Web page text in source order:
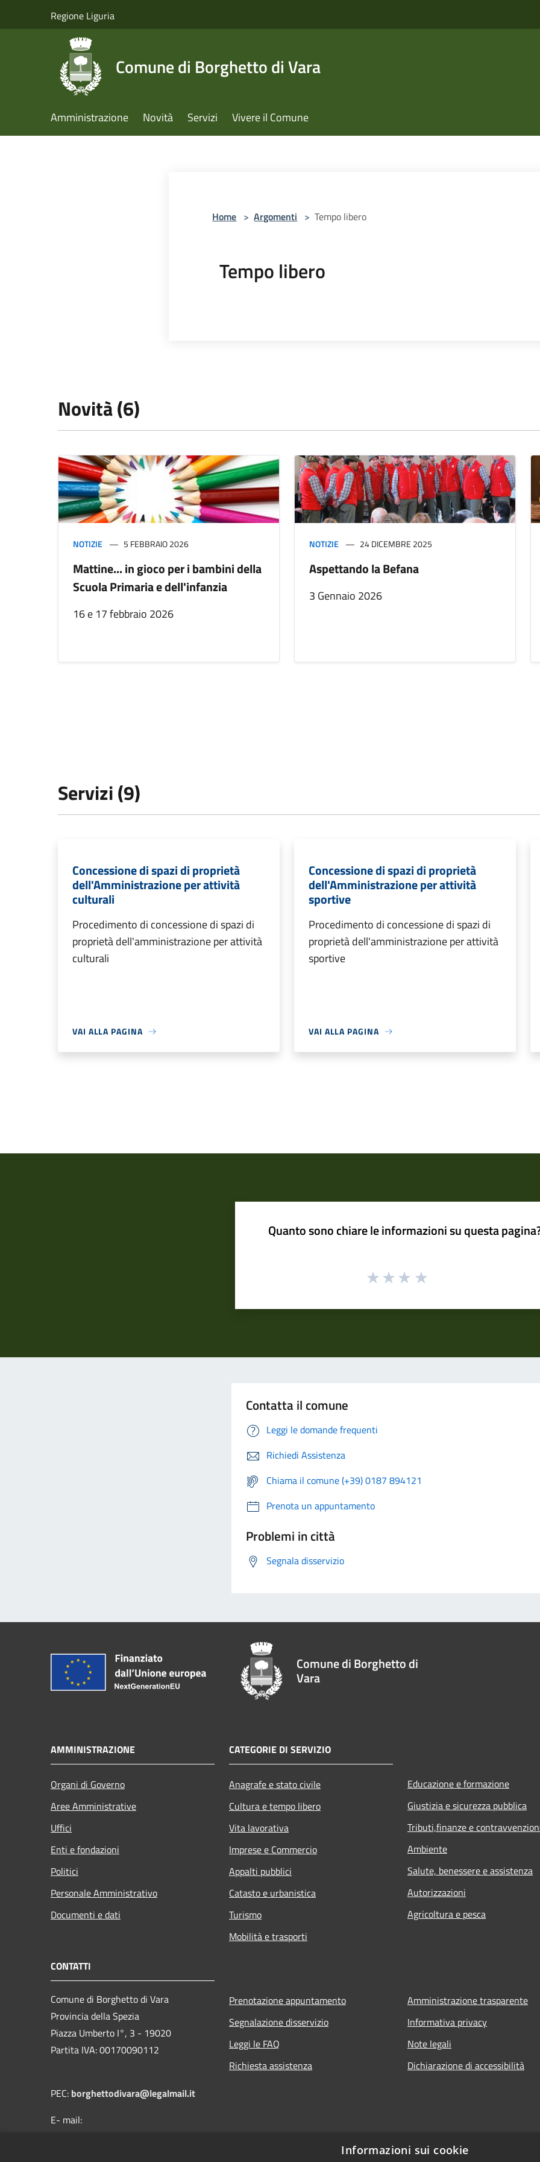
Regione Liguria
Comune di Borghetto di Vara
Amministrazione Novità Servizi Vivere il Comune
Home > Argomenti > Tempo libero
Tempo libero
Novità (6)
NOTIZIE 5 FEBBRAIO 2026
Mattine... in gioco per i bambini della
Scuola Primaria e dell'infanzia
16 e 17 febbraio 2026
NOTIZIE 24 DICEMBRE 2025
Aspettando la Befana
3 Gennaio 2026
Servizi (9)
Concessione di spazi di proprietà
dell'Amministrazione per attività
culturali
Procedimento di concessione di spazi di
proprietà dell'amministrazione per attività
culturali
VAI ALLA PAGINA
Concessione di spazi di proprietà
dell'Amministrazione per attività
sportive
Procedimento di concessione di spazi di
proprietà dell'amministrazione per attività
sportive
VAI ALLA PAGINA
Quanto sono chiare le informazioni su questa
Contatta il comune
Leggi le domande frequenti
Richiedi Assistenza
Chiama il comune (+39) 0187 894121
Prenota un appuntamento
Problemi in città
Segnala disservizio
Comune di Borghetto di
Vara
AMMINISTRAZIONE
Organi di Governo
Aree Amministrative
Uffici
Enti e fondazioni
Politici
Personale Amministrativo
Documenti e dati
CATEGORIE DI SERVIZIO
Anagrafe e stato civile
Cultura e tempo libero
Vita lavorativa
Imprese e Commercio
Appalti pubblici
Catasto e urbanistica
Turismo
Mobilità e trasporti
Educazione e formazione
Giustizia e sicurezza pubblica
Tributi,finanze e
Ambiente
Salute, benessere e assistenza
Autorizzazioni
Agricoltura e pesca
CONTATTI
Comune di Borghetto di Vara
Provincia della Spezia
Piazza Umberto I°, 3 - 19020
Partita IVA: 00170090112
PEC: borghettodivara@legalmail.it
E- mail:
Prenotazione appuntamento
Segnalazione disservizio
Leggi le FAQ
Richiesta assistenza
Amministrazione trasparente
Informativa privacy
Note legali
Dichiarazione di accessibilità
Informazioni sui cookie